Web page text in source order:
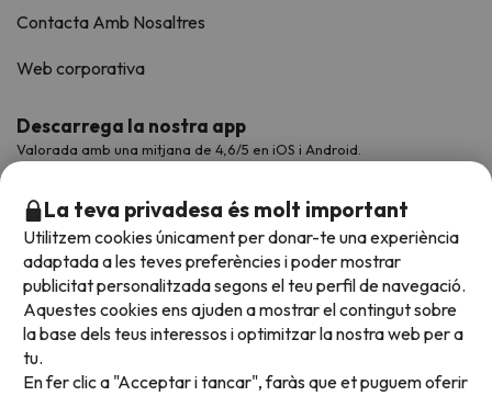
Contacta Amb Nosaltres
Web corporativa
Descarrega la nostra app
Valorada amb una mitjana de 4,6/5 en iOS i Android.
Acceptem
La teva privadesa és molt important
Utilitzem cookies únicament per donar-te una experiència
adaptada a les teves preferències i poder mostrar
publicitat personalitzada segons el teu perfil de navegació.
Aquestes cookies ens ajuden a mostrar el contingut sobre
la base dels teus interessos i optimitzar la nostra web per a
tu.
En fer clic a "Acceptar i tancar", faràs que et puguem oferir